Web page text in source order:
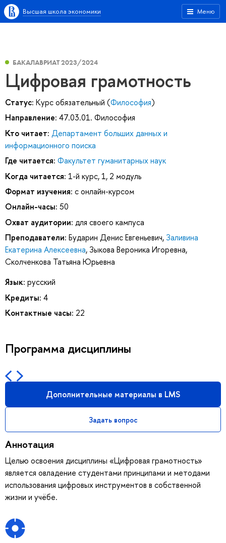
Меню
Высшая школа экономики
БАКАЛАВРИАТ 2023/2024
Цифровая грамотность
Статус: Курс обязательный (Философия)
Направление: 47.03.01. Философия
Кто читает: Департамент больших данных и
информационного поиска
Где читается: Факультет гуманитарных наук
Когда читается: 1-й курс, 1, 2 модуль
Формат изучения: с онлайн-курсом
Онлайн-часы: 50
Охват аудитории: для своего кампуса
Преподаватели: Бударин Денис Евгеньевич, Заливина
Екатерина Алексеевна, Зыкова Вероника Игоревна,
Сколченкова Татьяна Юрьевна
Язык: русский
Кредиты: 4
Контактные часы: 22
Программа дисциплины
Дополнительные материалы в LMS
Задать вопрос
Аннотация
Целью освоения дисциплины «Цифровая грамотность»
является овладение студентами принципами и методами
использования цифровых инструментов в собственной
жизни и учёбе.